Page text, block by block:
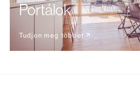
Portálok
Tudjon meg többet